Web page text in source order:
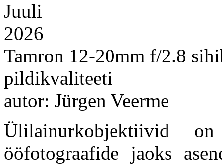
Juuli
2026
Tamron 12-20mm f/2.8
pildikvaliteeti
autor: Jürgen Veerme
Ülilainurkobjektiivid
ööfotograafide jaoks